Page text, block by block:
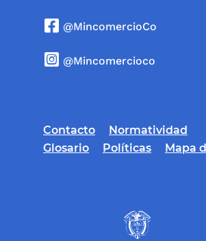
@MincomercioCo
@Mincomercioco
Contacto
Normatividad
Glosario
Políticas Mapa